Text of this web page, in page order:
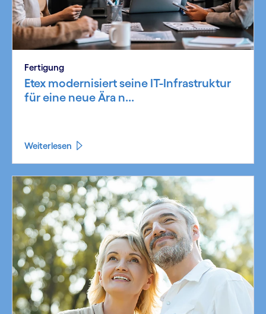
Fertigung
Etex modernisiert seine IT-Infrastruktur
für eine neue Ära n...
Weiterlesen